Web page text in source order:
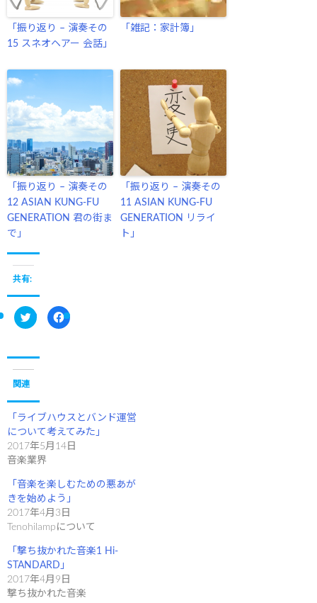
「振り返り – 演奏その
15 スネオヘアー 会話」
「雑記：家計簿」
「振り返り – 演奏その
12 ASIAN KUNG-FU
GENERATION 君の街ま
で」
「振り返り – 演奏その
11 ASIAN KUNG-FU
GENERATION リライ
ト」
共有:
ク
リ
て
t
r
で
共
有
(
新
し
ウ
ィ
ン
ド
ウ
で
き
ま
す
)
F
a
る
に
は
ク
リ
て
く
だ
さ
い
(
し
い
ン
ド
ウ
関連
「ライブハウスとバンド運営
について考えてみた」
2017年5月14日
音楽業界
「音楽を楽しむための悪あが
きを始めよう」
2017年4月3日
Tenohilampについて
「撃ち抜かれた音楽1 Hi-
STANDARD」
2017年4月9日
撃ち抜かれた音楽